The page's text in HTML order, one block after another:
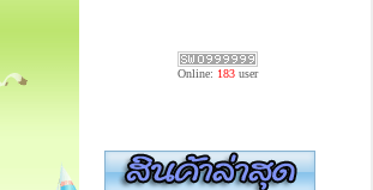
Online: 183 user